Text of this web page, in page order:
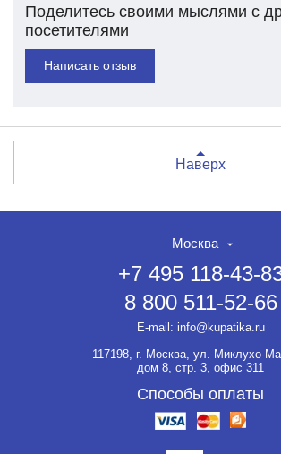
Поделитесь своими мыслями с
посетителями
Написать отзыв
Наверх
Москва
+7 495 118-43-
8 800 511-52-66
E-mail: info@kupatika.ru
117198, г. Москва, ул. Миклухо-
дом 8, стр. 3, офис 311
Способы оплаты